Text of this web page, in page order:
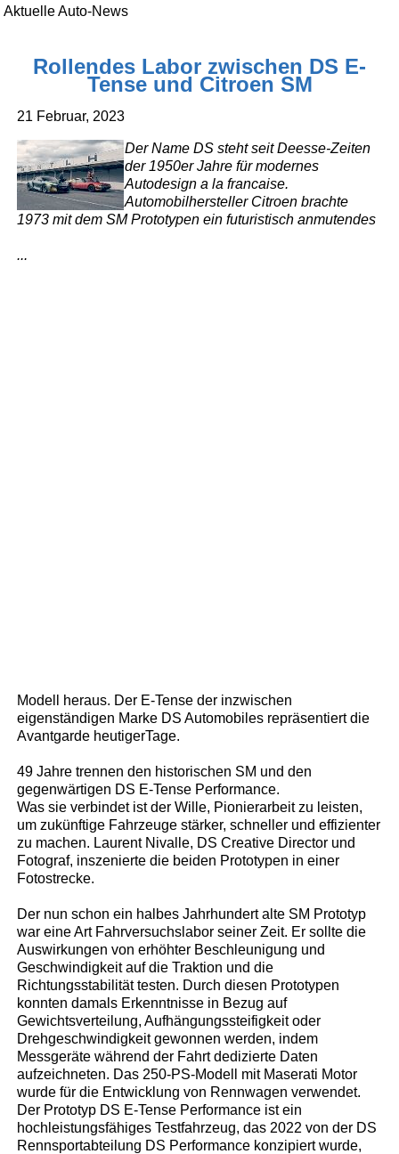
Aktuelle Auto-News
Rollendes Labor zwischen DS E-
Tense und Citroen SM
21 Februar, 2023
Der Name DS steht seit Deesse-Zeiten
der 1950er Jahre für modernes
Autodesign a la francaise.
Automobilhersteller Citroen brachte
1973 mit dem SM Prototypen ein futuristisch anmutendes
...
Modell heraus. Der E-Tense der inzwischen
eigenständigen Marke DS Automobiles repräsentiert die
Avantgarde heutigerTage.
49 Jahre trennen den historischen SM und den
gegenwärtigen DS E-Tense Performance.
Was sie verbindet ist der Wille, Pionierarbeit zu leisten,
um zukünftige Fahrzeuge stärker, schneller und effizienter
zu machen. Laurent Nivalle, DS Creative Director und
Fotograf, inszenierte die beiden Prototypen in einer
Fotostrecke.
Der nun schon ein halbes Jahrhundert alte SM Prototyp
war eine Art Fahrversuchslabor seiner Zeit. Er sollte die
Auswirkungen von erhöhter Beschleunigung und
Geschwindigkeit auf die Traktion und die
Richtungsstabilität testen. Durch diesen Prototypen
konnten damals Erkenntnisse in Bezug auf
Gewichtsverteilung, Aufhängungssteifigkeit oder
Drehgeschwindigkeit gewonnen werden, indem
Messgeräte während der Fahrt dedizierte Daten
aufzeichneten. Das 250-PS-Modell mit Maserati Motor
wurde für die Entwicklung von Rennwagen verwendet.
Der Prototyp DS E-Tense Performance ist ein
hochleistungsfähiges Testfahrzeug, das 2022 von der DS
Rennsportabteilung DS Performance konzipiert wurde,